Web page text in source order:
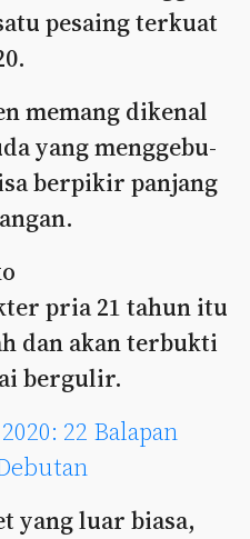
pesaing terkuat
memang dikenal
yang menggebu-
berpikir panjang
pria 21 tahun itu
dan akan terbukti
bergulir.
22 Balapan
yang luar biasa,